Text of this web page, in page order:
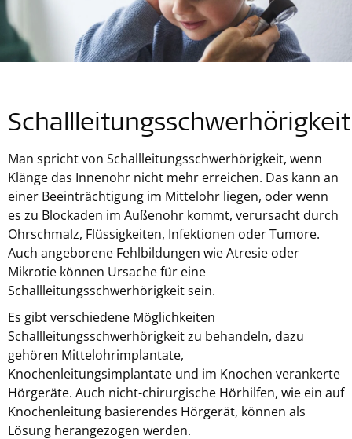
Man spricht von Schallleitungsschwerhörigkeit, wenn
Klänge das Innenohr nicht mehr erreichen. Das kann an
einer Beeinträchtigung im Mittelohr liegen, oder wenn
es zu Blockaden im Außenohr kommt, verursacht durch
Ohrschmalz, Flüssigkeiten, Infektionen oder Tumore.
Auch angeborene Fehlbildungen wie Atresie oder
Mikrotie können Ursache für eine
Schallleitungsschwerhörigkeit sein.
Es gibt verschiedene Möglichkeiten
Schallleitungsschwerhörigkeit zu behandeln, dazu
gehören Mittelohrimplantate,
Knochenleitungsimplantate und im Knochen verankerte
Hörgeräte. Auch nicht-chirurgische Hörhilfen, wie ein auf
Knochenleitung basierendes Hörgerät, können als
Lösung herangezogen werden.